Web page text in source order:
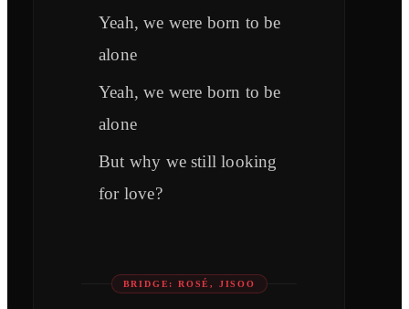
Yeah, we were born to be
alone
Yeah, we were born to be
alone
But why we still looking
for love?
BRIDGE: ROSÉ, JISOO